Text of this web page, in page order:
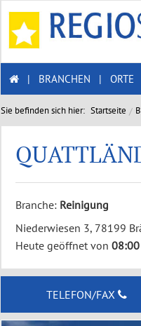
| BRANCHEN | ORTE
Sie befinden sich hier: Startseite
Branche: Reinigung
Niederwiesen 3, 78199
Heute geöffnet von 08:00
TELEFON/FAX